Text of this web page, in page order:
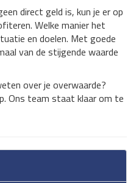
direct geld is, kun je er op
Welke manier het
en doelen. Met goede
van de stijgende waarde
over je overwaarde?
Ons team staat klaar om te